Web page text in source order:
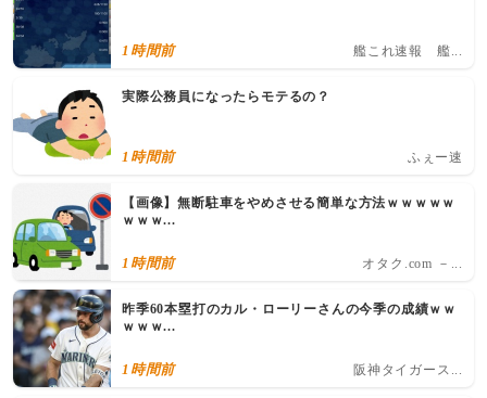
1時間前 艦これ速報 艦...
1時間前
実際公務員になったらモテるの？
ふぇー速
1時間前
【画像】無断駐車をやめさせる簡単な方法ｗｗｗｗｗ
ｗｗｗ...
オタク.com －...
1時間前
昨季60本塁打のカル・ローリーさんの今季の成績ｗｗ
ｗｗｗ...
阪神タイガース...